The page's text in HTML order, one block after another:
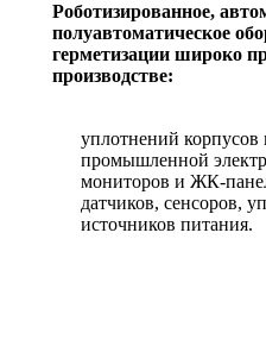
Роботизированное,
полуавтоматическое
герметизации широко
производстве:
уплотнений корпусов
промышленной
мониторов и ЖК-
датчиков, сенсоров,
источников питания.